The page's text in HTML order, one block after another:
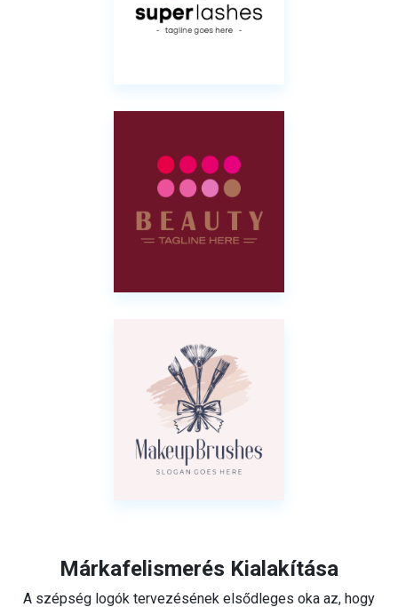
Márkafelismerés Kialakítása
A szépség logók tervezésének elsődleges oka az, hogy